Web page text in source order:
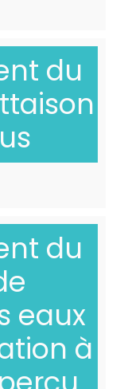
du
du
eaux
à